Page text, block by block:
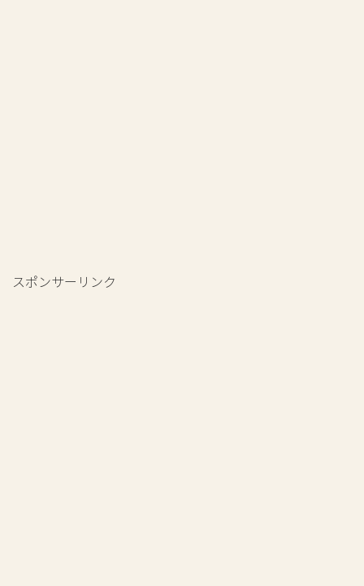
スポンサーリンク